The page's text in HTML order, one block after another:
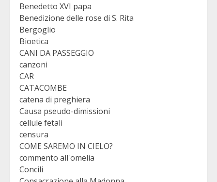
Benedetto XVI papa
Benedizione delle rose di S. Rita
Bergoglio
Bioetica
CANI DA PASSEGGIO
canzoni
CAR
CATACOMBE
catena di preghiera
Causa pseudo-dimissioni
cellule fetali
censura
COME SAREMO IN CIELO?
commento all'omelia
Concili